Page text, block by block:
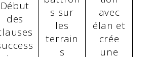
Début
des
s sur
les
terrain
s
avec
élan et
crée
une